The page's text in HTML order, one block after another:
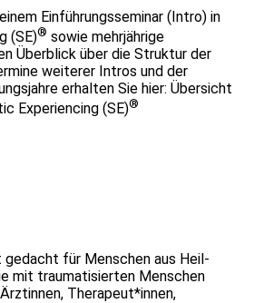
Einführungsseminar (Intro) in
(SE)® sowie mehrjährige
Überblick über die Struktur der
weiterer Intros und der
erhalten Sie hier: Übersicht
Experiencing (SE)®
gedacht für Menschen aus Heil-
mit traumatisierten Menschen
Therapeut*innen,